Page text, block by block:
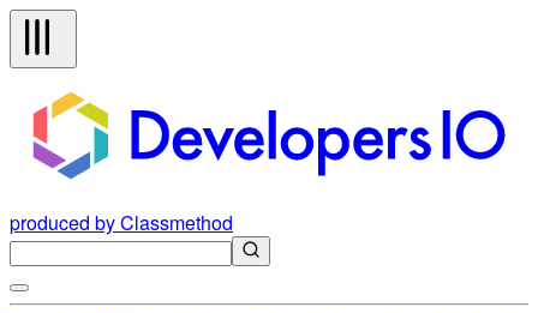
produced by Classmethod